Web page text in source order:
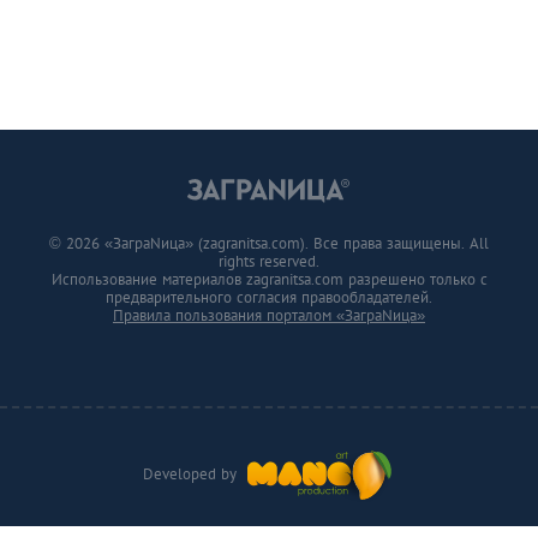
Developed by
© 2026 «ЗаграNица» (zagranitsa.com). Все права защищены. All
rights reserved.
Использование материалов zagranitsa.com разрешено только с
предварительного согласия правообладателей.
Правила пользования порталом «ЗаграNица»